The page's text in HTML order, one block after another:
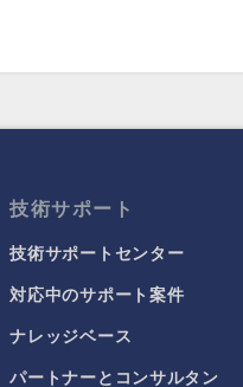
技術サポート
技術サポートセンター
対応中のサポート案件
ナレッジベース
パートナーとコンサルタン